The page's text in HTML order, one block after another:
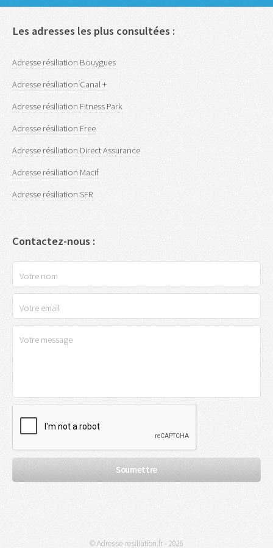
Les adresses les plus consultées :
Adresse résiliation Bouygues
Adresse résiliation Canal +
Adresse résiliation Fitness Park
Adresse résiliation Free
Adresse résiliation Direct Assurance
Adresse résiliation Macif
Adresse résiliation SFR
Contactez-nous :
© Adresse-resiliation.fr - 2026